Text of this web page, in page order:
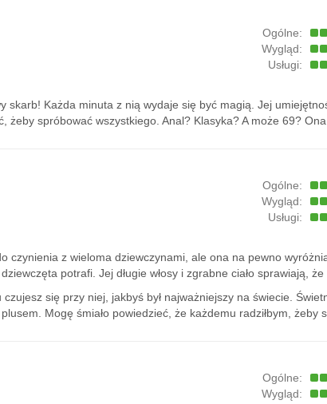
Ogólne:
Wygląd:
Usługi:
Każda minuta z nią wydaje się być magią. Jej
żeby spróbować wszystkiego. Anal? Klasyka? A może 69?
Ogólne:
Wygląd:
Usługi:
czynienia z wieloma dziewczynami, ale ona na pewno
potrafi. Jej długie włosy i zgrabne ciało sprawiają,
się przy niej, jakbyś był najważniejszy na świecie.
Mogę śmiało powiedzieć, że każdemu radziłbym, żeby
Ogólne:
Wygląd: